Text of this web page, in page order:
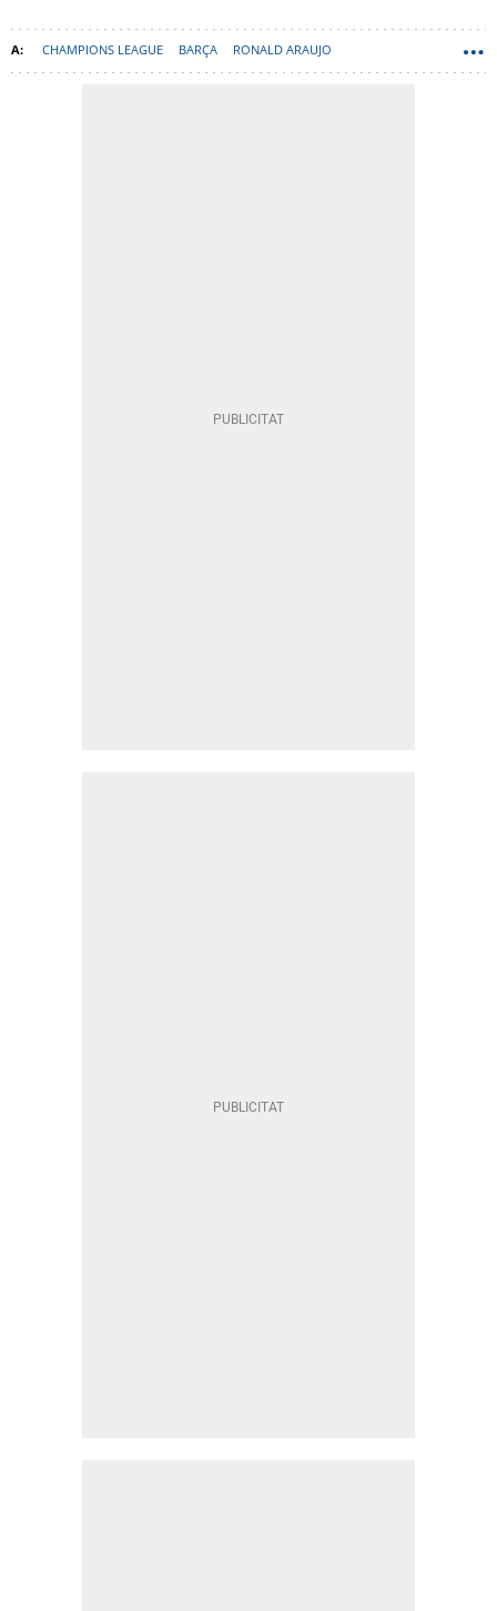
CHAMPIONS LEAGUE BARÇA RONALD ARAUJO